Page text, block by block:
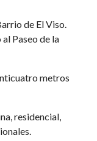
de El Viso.
Paseo de la
metros
residencial,